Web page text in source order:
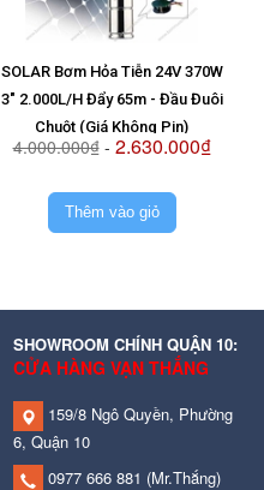
SOLAR Bơm Hỏa Tiễn 24V 370W
3" 2.000L/H Đẩy 65m - Đầu Đuôi
Chuột (Giá Không Pin)
4.000.000₫- 2.630.000₫
Thêm vào giỏ
SHOWROOM CHÍNH QUẬN 10:
CỬA HÀNG VẠN THẮNG
159/8 Ngô Quyền, Phường
6, Quận 10
0977 666 881 (Mr.Thắng)